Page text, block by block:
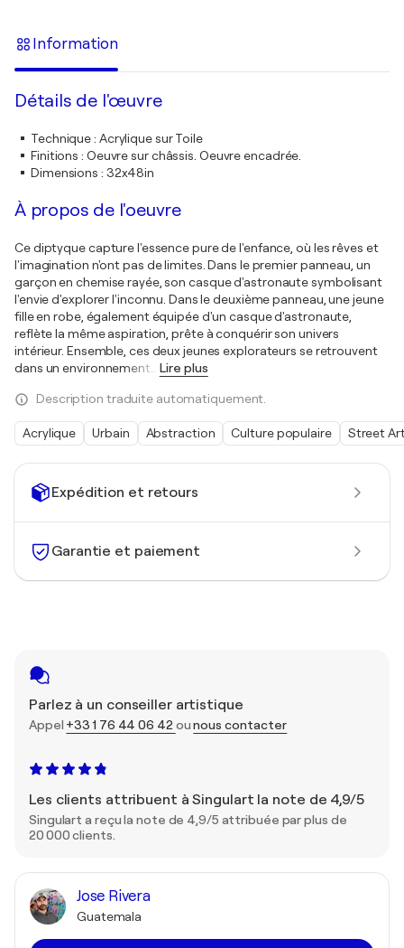
Expédition et retours
Garantie et paiement
Parlez à un conseiller artistique
Appel +33 1 76 44 06 42 ounous contacter
Les clients attribuent à Singulart la note de 4,9/5
Singulart a reçu la note de 4,9/5 attribuée par plus de
20 000 clients.
Jose Rivera
Guatemala
Information
Détails de l'œuvre
Technique: Acrylique sur Toile
Finitions : Oeuvre sur châssis. Oeuvre encadrée.
Dimensions : 32x48in
À propos de l'oeuvre
Ce diptyque capture l'essence pure de l'enfance, où les rêves et
l'imagination n'ont pas de limites. Dans le premier panneau, un
garçon en chemise rayée, son casque d'astronaute symbolisant
l'envie d'explorer l'inconnu. Dans le deuxième panneau, une jeune
fille en robe, également équipée d'un casque d'astronaute,
reflète la même aspiration, prête à conquérir son univers
intérieur. Ensemble, ces deux jeunes explorateurs se retrouvent
dans un environnement
Lire plus
Description traduite automatiquement.
Acrylique Urbain Abstraction Culture populaire Street